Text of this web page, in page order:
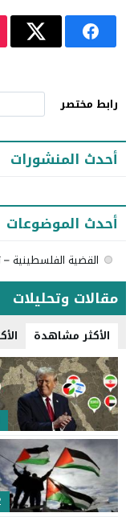
رابط مختصر
أحدث المنشورات
أحدث الموضوعات
القضية الفلسطينية –
مقالات وتحليلات
الأكثر مشاهدة